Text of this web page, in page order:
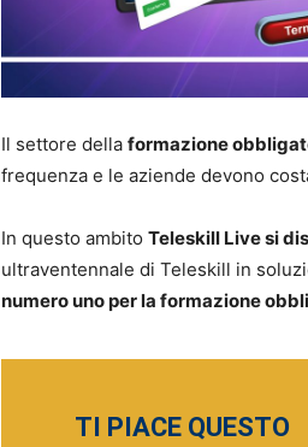
Il settore della formazione
frequenza e le aziende devono
In questo ambito Teleskill Live si
ultraventennale di Teleskill in
numero uno per la formazione
TI PIACE QUESTO